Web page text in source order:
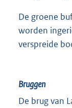
De groene
worden
verspreide
Bruggen
De brug van